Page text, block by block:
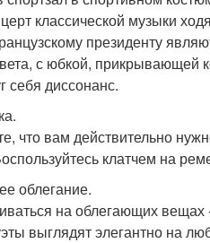
классической музыки
президенту
с юбкой, прикрывающей
себя диссонанс.
что вам действительно
клатчем на
облегание.
на облегающих
выглядят элегантно на